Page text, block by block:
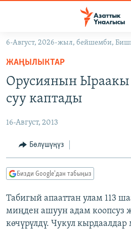
Навигацияга
өтүңүз
Издөөгө
салыңызКЫРГЫЗСТАН
ЭКОНОМИКА
МАДАНИЯТ
ДҮЙНӨ
БОРБОР АЗИЯ
УКРАИНА
АТАЙЫН ИЛИКТӨӨ
ТВ ПРОГРАММАЛАР
ЭКСПЕРТТЕР ТАЛДАЙТ
БИЗ ЖАНА ДҮЙНӨ
ӨЗГӨЧӨ ПИКИР
Русский
6-Август, 2026-жыл, бейшемби,
ЖАҢЫЛЫКТАР
Орусиянын
суу каптады
16-Август, 2013
Бөлүшүңүз
Бизди Google'дан табыңыз
Табигый апааттан улам 113
миңден ашуун адам
көчүрүлдү. Чукул